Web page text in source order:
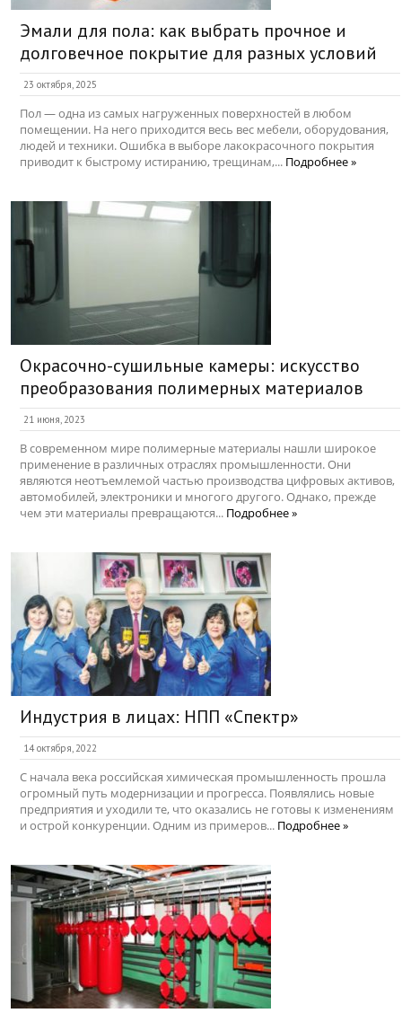
Эмали для пола: как выбрать прочное и
долговечное покрытие для разных условий
23 октября, 2025
Пол — одна из самых нагруженных поверхностей в любом
помещении. На него приходится весь вес мебели, оборудования,
людей и техники. Ошибка в выборе лакокрасочного покрытия
приводит к быстрому истиранию, трещинам,... Подробнее »
Окрасочно-сушильные камеры: искусство
преобразования полимерных материалов
21 июня, 2023
В современном мире полимерные материалы нашли широкое
применение в различных отраслях промышленности. Они
являются неотъемлемой частью производства цифровых активов,
автомобилей, электроники и многого другого. Однако, прежде
чем эти материалы превращаются... Подробнее »
Индустрия в лицах: НПП «Спектр»
14 октября, 2022
С начала века российская химическая промышленность прошла
огромный путь модернизации и прогресса. Появлялись новые
предприятия и уходили те, что оказались не готовы к изменениям
и острой конкуренции. Одним из примеров... Подробнее »